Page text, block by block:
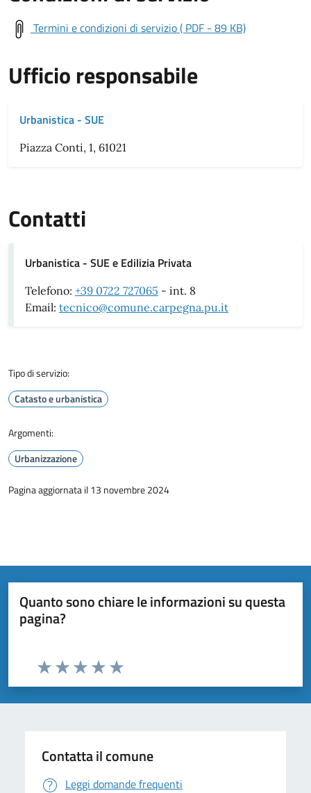
Termini e condizioni di servizio ( PDF - 89 KB)
Ufficio responsabile
Urbanistica - SUE
Piazza Conti, 1, 61021
Contatti
Urbanistica - SUE e Edilizia Privata
Telefono: +39 0722 727065 - int. 8
Email: tecnico@comune.carpegna.pu.it
Tipo di servizio:
Catasto e urbanistica
Argomenti:
Urbanizzazione
Pagina aggiornata il 13 novembre 2024
Quanto sono chiare le informazioni su questa
pagina?
Valuta da 1 a 5 stelle la pagina
Valuta 5 stelle su 5
Valuta 4 stelle su 5
Valuta 3 stelle su 5
Valuta 2 stelle su 5
Valuta 1 stelle su 5
Contatta il comune
Leggi domande frequenti